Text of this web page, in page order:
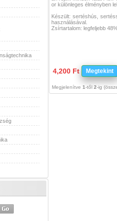
or különleges élményben
Készült: sertéshús,
használásával.
Zsírtartalom: legfeljebb
4,200 Ft Megtekint
Megjelenítve 1-től 2-ig